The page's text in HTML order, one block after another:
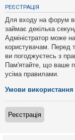
з
в
і
д
п
о
в
і
д
е
й
А
к
т
и
РЕЄСТРАЦІЯ
Для входу на форум ви
займає декілька
Адміністратор може
користувачам. Перед
ви погоджуєтесь з
Пам'ятайте, що ваше
усіма правилами.
Умови використання
Реєстрація